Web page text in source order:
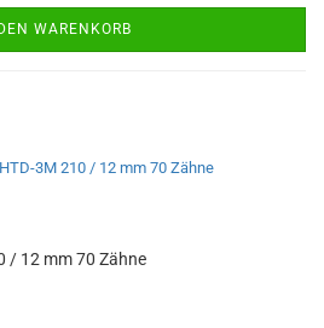
WARENKORB
/ 12 mm 70 Zähne